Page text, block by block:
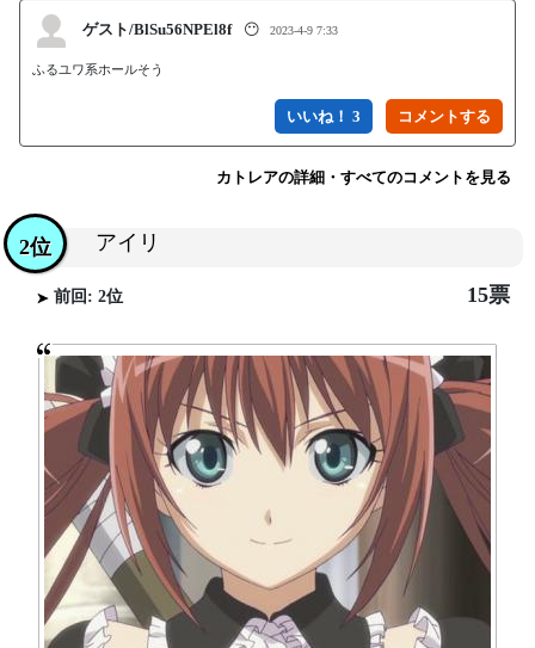
ゲスト/BlSu56NPEl8f 😶 2023-4-9 7:33
ふるユワ系ホールそう
いいね！ 3
カトレアの詳細・すべてのコメントを見る
アイリ
2位
前回: 2位 15票